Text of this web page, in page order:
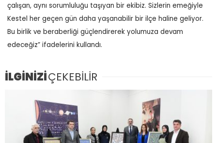
çalışan, aynı sorumluluğu taşıyan bir ekibiz. Sizlerin emeğiyle
Kestel her geçen gün daha yaşanabilir bir ilçe haline geliyor.
Bu birlik ve beraberliği güçlendirerek yolumuza devam
edeceğiz” ifadelerini kullandı.
İLGİNİZİÇEKEBİLİR